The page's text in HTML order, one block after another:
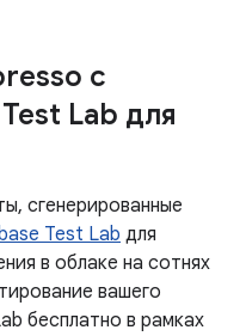
с
Lab для
сгенерированные
Test Lab для
в облаке на сотнях
вашего
бесплатно в рамках